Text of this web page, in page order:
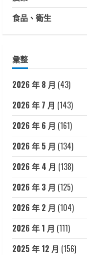
食品、衛生
彙整
2026 年 8 月 (43)
2026 年 7 月 (143)
2026 年 6 月 (161)
2026 年 5 月 (134)
2026 年 4 月 (138)
2026 年 3 月 (125)
2026 年 2 月 (104)
2026 年 1 月 (111)
2025 年 12 月 (156)